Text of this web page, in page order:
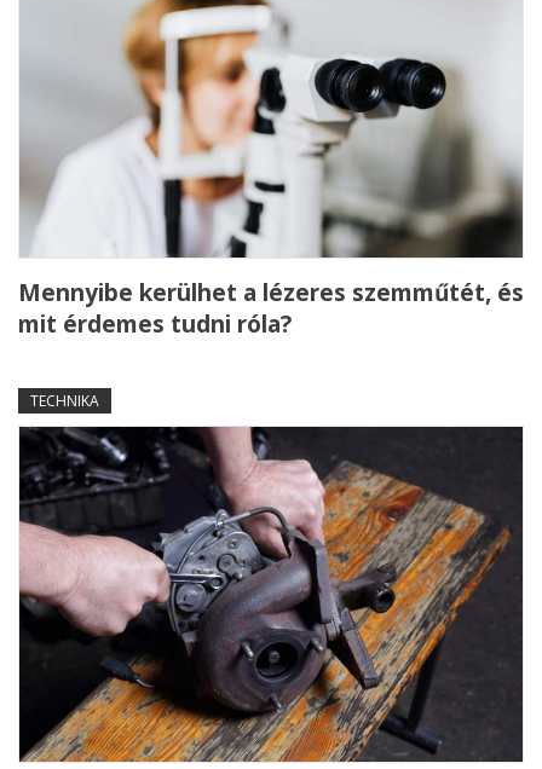
Mennyibe kerülhet a lézeres szemműtét, és
mit érdemes tudni róla?
TECHNIKA